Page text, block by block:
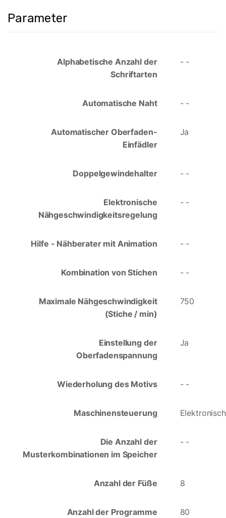
Parameter
Alphabetische Anzahl der
Schriftarten
- -
Automatische Naht - -
Automatischer Oberfaden-
Einfädler
Ja
Doppelgewindehalter - -
Elektronische
Nähgeschwindigkeitsregelung
- -
Hilfe - Nähberater mit Animation - -
Kombination von Stichen - -
Maximale Nähgeschwindigkeit
(Stiche / min)
750
Einstellung der
Oberfadenspannung
Ja
Wiederholung des Motivs - -
Maschinensteuerung Elektronisch
Die Anzahl der
Musterkombinationen im Speicher
- -
Anzahl der Füße 8
Anzahl der Programme 80